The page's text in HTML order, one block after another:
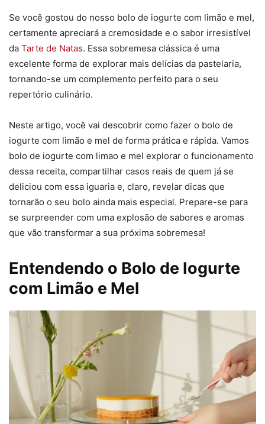
Se você gostou do nosso bolo de iogurte com limão e mel,
certamente apreciará a cremosidade e o sabor irresistível
da Tarte de Natas. Essa sobremesa clássica é uma
excelente forma de explorar mais delícias da pastelaria,
tornando-se um complemento perfeito para o seu
repertório culinário.
Neste artigo, você vai descobrir como fazer o bolo de
iogurte com limão e mel de forma prática e rápida. Vamos
bolo de iogurte com limao e mel explorar o funcionamento
dessa receita, compartilhar casos reais de quem já se
deliciou com essa iguaria e, claro, revelar dicas que
tornarão o seu bolo ainda mais especial. Prepare-se para
se surpreender com uma explosão de sabores e aromas
que vão transformar a sua próxima sobremesa!
Entendendo o Bolo de Iogurte
com Limão e Mel